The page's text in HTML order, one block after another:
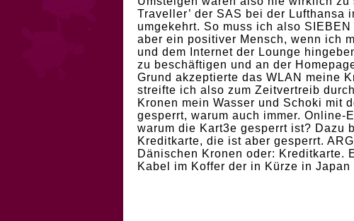
Traveller’ der SAS bei der
umgekehrt. So muss ich also
aber ein positiver Mensch, wenn ich
und dem Internet der Lounge
zu beschäftigen und an der
Grund akzeptierte das WLAN meine
streifte ich also zum Zeitvertreib
Kronen mein Wasser und Schoki mit
gesperrt, warum auch immer.
warum die Kart3e gesperrt ist? Dazu
Kreditkarte, die ist aber gesperrt.
Dänischen Kronen oder: Kreditkarte.
Kabel im Koffer der in Kürze in Japan